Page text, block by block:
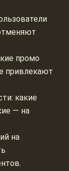
промо
привлекают
какие
— на
на